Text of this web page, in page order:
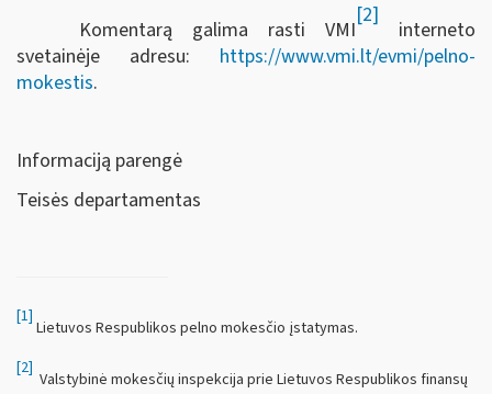
Komentarą galima rasti VMI
[2]
interneto
svetainėje adresu: https://www.vmi.lt/evmi/pelno-
mokestis.
Informaciją parengė
Teisės departamentas
[1]
Lietuvos Respublikos pelno mokesčio įstatymas.
[2]
Valstybinė mokesčių inspekcija prie Lietuvos Respublikos finansų